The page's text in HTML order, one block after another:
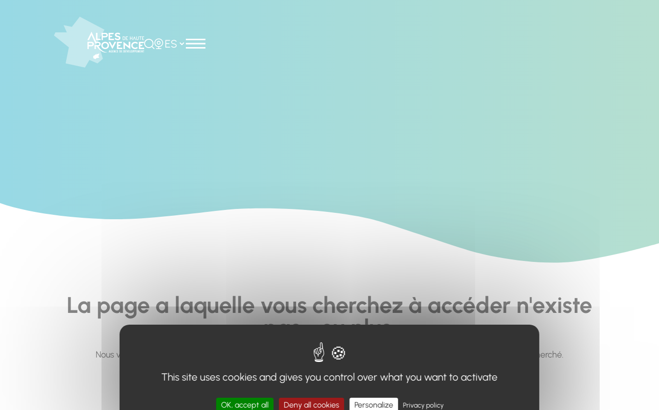
Rechercher
Choisir la langue
La page a laquelle vous cherchez à accéder n'existe
pas... ou plus.
Nous vous invitons à utiliser le moteur de recherche en haut de page, ou à utiliser le menu pour trouver le contenu recherché.
Retour à l'accueil
This site uses cookies and gives you control over what you want to activate
OK, accept all Deny all cookies Personalize Privacy policy